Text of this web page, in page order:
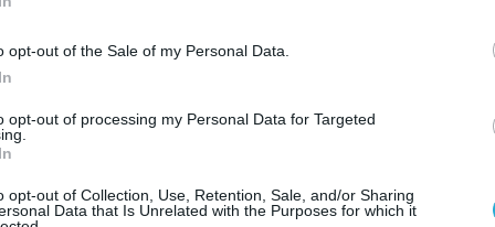
opt-out of the Sale of my Personal Data.
opt-out of processing my Personal Data for Targeted
opt-out of Collection, Use, Retention, Sale, and/or Sharing
Data that Is Unrelated with the Purposes for which it
τρεις κάρτες ανάληψης που δεν κατάφεραν
ένα δερμάτινο πορτοφόλι που περιείχε
και τα κλειδιά από τα δύο αυτοκίνητά του!
δικογραφία που σχηματίστηκε σε βάρος
στον εισαγγελέα Πλημμελειοδικών